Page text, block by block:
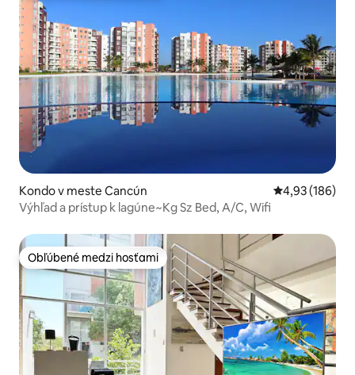
Kondo v meste Cancún Priemerné
4,93 (186)
Výhľad a prístup k lagúne~Kg Sz Bed, A/C, Wifi
Obľúbené medzi hosťami
Obľúbené medzi hosťami